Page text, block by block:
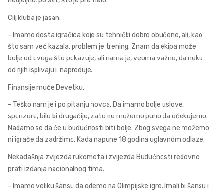
Cilj kluba je jasan.
- Imamo dosta igračica koje su tehnički dobro obučene, ali, kao
što sam već kazala, problem je trening. Znam da ekipa može
bolje od ovoga što pokazuje, ali nama je, veoma važno, da neke
od njih isplivaju i napreduje.
Finansije muče Devetku.
- Teško nam je i po pitanju novca. Da imamo bolje uslove,
sponzore, bilo bi drugačije, zato ne možemo puno da očekujemo.
Nadamo se da će u budućnosti biti bolje. Zbog svega ne možemo
ni igrače da zadržimo. Kada napune 18 godina uglavnom odlaze.
Nekadašnja zvijezda rukometa i zvijezda Budućnosti redovno
prati izdanja nacionalnog tima.
- Imamo veliku šansu da odemo na Olimpijske igre. Imali bi šansu i